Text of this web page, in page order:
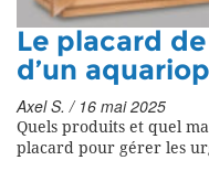
Le placard
d’un
Axel S. / 16 mai 2025
Quels produits et quel
placard pour gérer les